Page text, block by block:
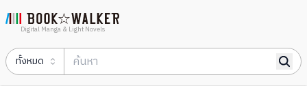
Digital Manga & Light Novels
ทั้งหมด